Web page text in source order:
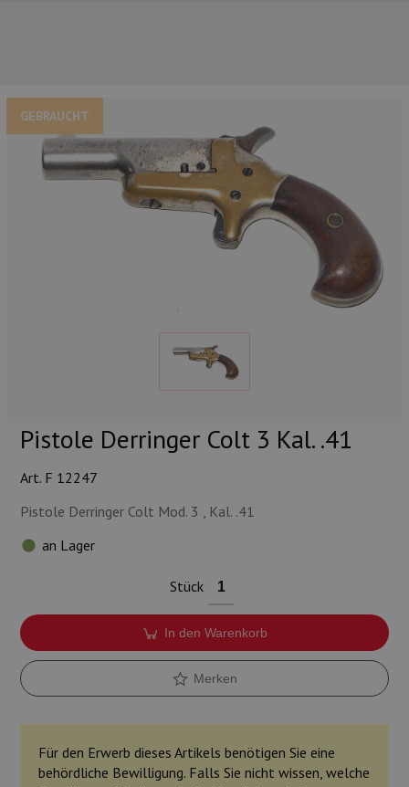
GEBRAUCHT
Pistole Derringer Colt 3 Kal. .41
Art. F 12247
Pistole Derringer Colt Mod. 3 , Kal. .41
an Lager
Stück
In den Warenkorb
Merken
Für den Erwerb dieses Artikels benötigen Sie eine
behördliche Bewilligung. Falls Sie nicht wissen, welche
UNSERE TOP-MARKEN
UNSERE TOP-KATEGORIEN
Lampen und Zubehör